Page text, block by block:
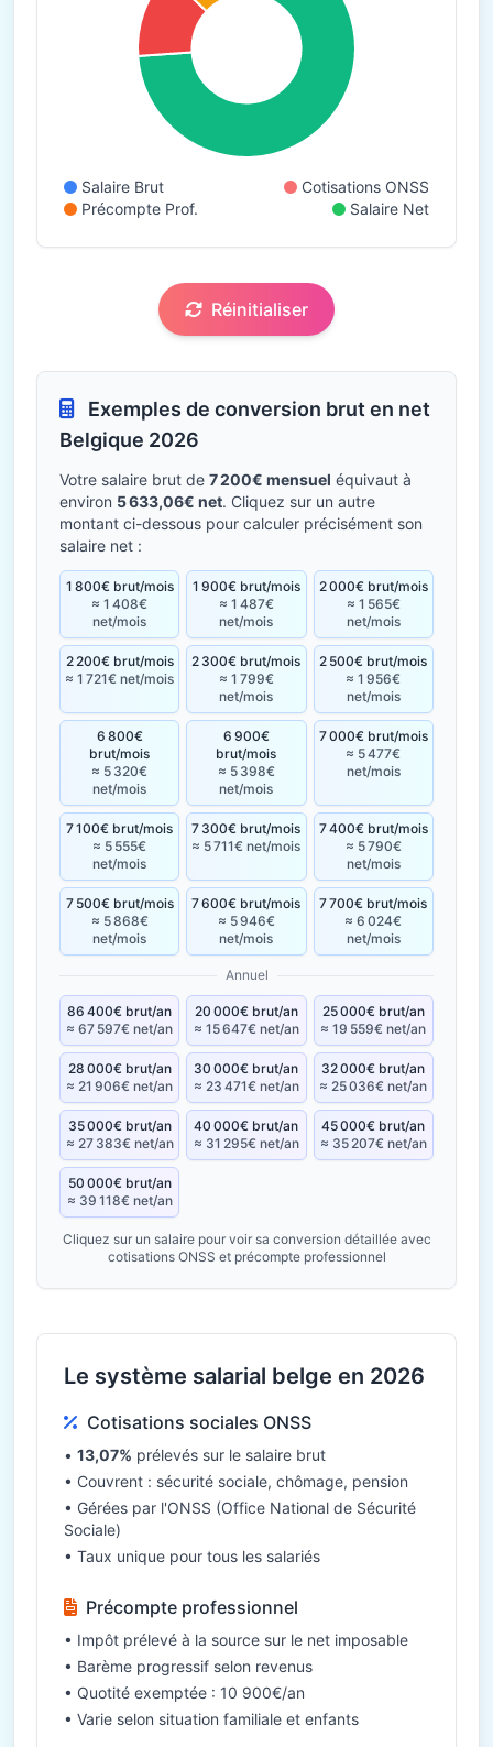
Salaire Brut
Cotisations ONSS
Précompte Prof.
Salaire Net
Réinitialiser
Exemples de conversion brut en net
Belgique 2026
Votre salaire brut de 7 200€ mensuel équivaut à
environ 5 633,06€ net. Cliquez sur un autre
montant ci-dessous pour calculer précisément son
salaire net :
1 800€ brut/mois
≈ 1 408€
net/mois
1 900€ brut/mois
≈ 1 487€
net/mois
2 000€ brut/mois
≈ 1 565€
net/mois
2 200€ brut/mois
≈ 1 721€ net/mois
2 300€ brut/mois
≈ 1 799€
net/mois
2 500€ brut/mois
≈ 1 956€
net/mois
6 800€
brut/mois
≈ 5 320€
net/mois
6 900€
brut/mois
≈ 5 398€
net/mois
7 000€ brut/mois
≈ 5 477€
net/mois
7 100€ brut/mois
≈ 5 555€
net/mois
7 300€ brut/mois
≈ 5 711€ net/mois
7 400€ brut/mois
≈ 5 790€
net/mois
7 500€ brut/mois
≈ 5 868€
net/mois
7 600€ brut/mois
≈ 5 946€
net/mois
7 700€ brut/mois
≈ 6 024€
net/mois
Annuel
86 400€ brut/an
≈ 67 597€ net/an
20 000€ brut/an
≈ 15 647€ net/an
25 000€ brut/an
≈ 19 559€ net/an
28 000€ brut/an
≈ 21 906€ net/an
30 000€ brut/an
≈ 23 471€ net/an
32 000€ brut/an
≈ 25 036€ net/an
35 000€ brut/an
≈ 27 383€ net/an
40 000€ brut/an
≈ 31 295€ net/an
45 000€ brut/an
≈ 35 207€ net/an
50 000€ brut/an
≈ 39 118€ net/an
Cliquez sur un salaire pour voir sa conversion détaillée avec
cotisations ONSS et précompte professionnel
Le système salarial belge en 2026
Cotisations sociales ONSS
• 13,07% prélevés sur le salaire brut
• Couvrent : sécurité sociale, chômage, pension
• Gérées par l'ONSS (Office National de Sécurité
Sociale)
• Taux unique pour tous les salariés
Précompte professionnel
• Impôt prélevé à la source sur le net imposable
• Barème progressif selon revenus
• Quotité exemptée : 10 900€/an
• Varie selon situation familiale et enfants